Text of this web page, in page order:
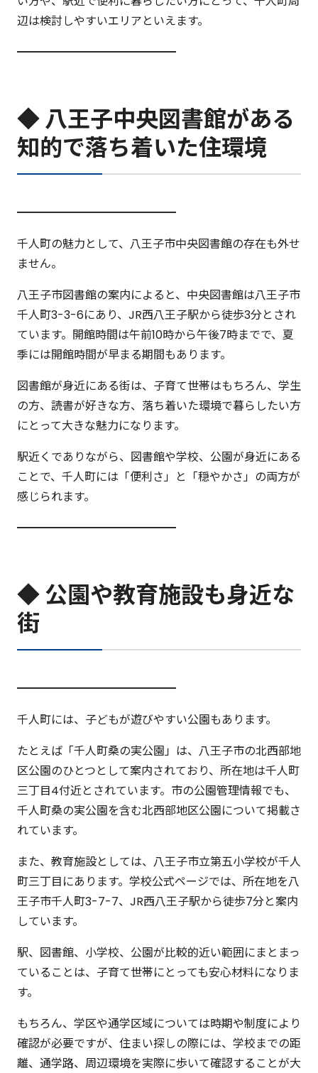
辺は検討しやすいエリアといえます。
━━━━━━━━━━━━━━
◆ 八王子中央図書館がある
知的で落ち着いた住環境
━━━━━━━━━━━━━━
千人町の魅力として、八王子市中央図書館の存在も外せ
ません。
八王子市図書館の案内によると、中央図書館は八王子市
千人町3-3-6にあり、JR西八王子駅から徒歩3分とされ
ています。開館時間は午前10時から午後7時までで、夏
季には開館時間が早まる期間もあります。
図書館が身近にある街は、子育て世帯はもちろん、学生
の方、読書が好きな方、落ち着いた環境で暮らしたい方
にとって大きな魅力になります。
駅近くでありながら、図書館や学校、公園が身近にある
ことで、千人町には「便利さ」と「穏やかさ」の両方が
感じられます。
━━━━━━━━━━━━━━
◆ 公園や教育施設も身近な
街
━━━━━━━━━━━━━━
千人町には、子どもが遊びやすい公園もあります。
たとえば「千人町桑の実公園」は、八王子市の北西部地
区公園のひとつとして案内されており、所在地は千人町
三丁目4付近とされています。市の公園管理情報でも、
千人町桑の実公園を含む北西部地区公園について掲載さ
れています。
また、教育施設としては、八王子市立第五小学校が千人
町三丁目にあります。学校公式ページでは、所在地を八
王子市千人町3-7-7、JR西八王子駅から徒歩7分と案内
しています。
駅、図書館、小学校、公園が比較的近い範囲にまとまっ
ていることは、子育て世帯にとっても安心材料になりま
す。
もちろん、学区や通学区域については時期や制度により
確認が必要ですが、住まい探しの際には、学校までの距
離、通学路、周辺環境を実際に歩いて確認することが大